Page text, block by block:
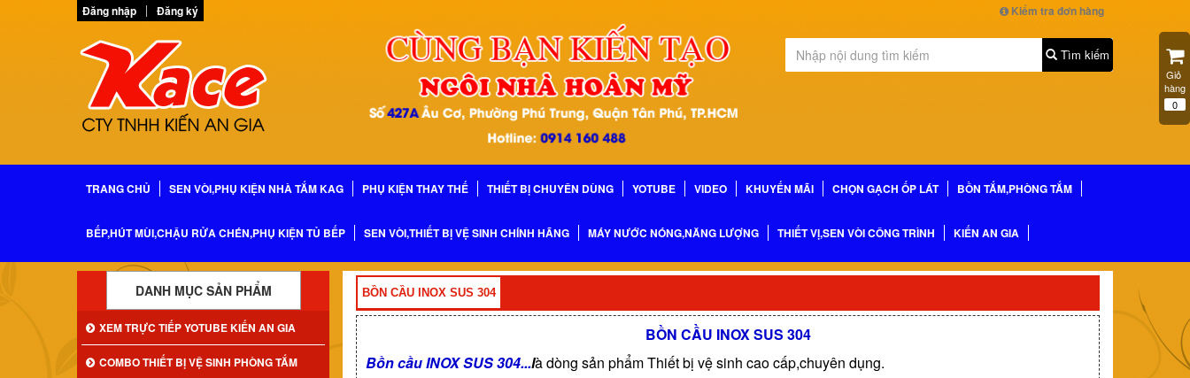
Đăng nhập Đăng ký Kiểm tra đơn hàng
Tìm kiếm
TRANG CHỦ SEN VÒI,PHỤ KIỆN NHÀ TẮM KAG PHỤ KIỆN THAY THẾ THIẾT BỊ CHUYÊN DÙNG YOTUBE VIDEO KHUYẾN MÃI CHỌN GẠCH ỐP LÁT BỒN TẮM,PHÒNG TẮM
BẾP,HÚT MÙI,CHẬU RỬA CHÉN,PHỤ KIỆN TỦ BẾP SEN VÒI,THIẾT BỊ VỆ SINH CHÍNH HÃNG MÁY NƯỚC NÓNG,NĂNG LƯỢNG THIẾT VỊ,SEN VÒI CÔNG TRÌNH KIẾN AN GIA
DANH MỤC SẢN PHẨM
XEM TRỰC TIẾP YOTUBE KIẾN AN GIA
COMBO THIẾT BỊ VỆ SINH PHÒNG TẮM
BỒN CẦU INOX SUS 304
BỒN CẦU INOX SUS 304
Bồn cầu INOX SUS 304...là dòng sản phẩm Thiết bị vệ sinh cao cấp,chuyên dụng.
Giỏ
hàng
0